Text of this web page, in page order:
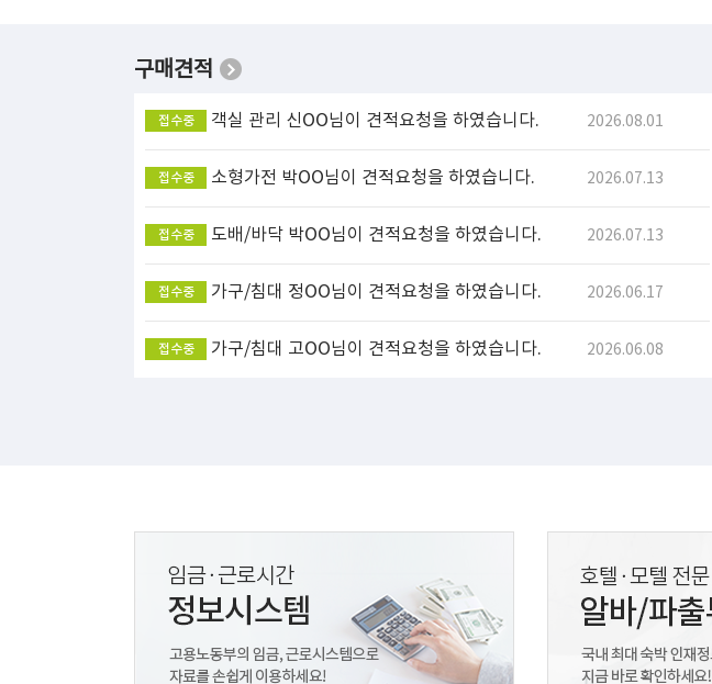
구매견적
객실 관리
접수중 신OO님이 견적요청을 하였습니다. 2026.08.01
소형가전
접수중 박OO님이 견적요청을 하였습니다. 2026.07.13
도배/바닥
접수중 박OO님이 견적요청을 하였습니다. 2026.07.13
가구/침대
접수중 정OO님이 견적요청을 하였습니다. 2026.06.17
가구/침대
접수중 고OO님이 견적요청을 하였습니다. 2026.06.08